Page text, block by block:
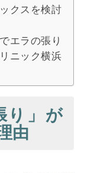
クスを検討
エラの張り
ニック横浜
り」が
由